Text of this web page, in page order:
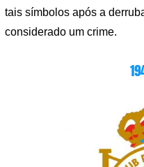
tais símbolos após a
considerado um crime.